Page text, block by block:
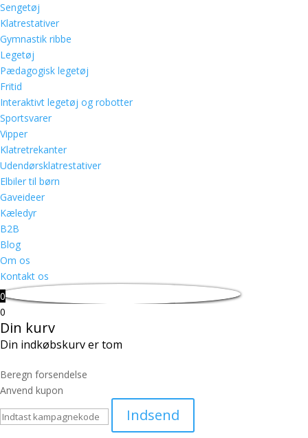
Sengetøj
Klatrestativer
Gymnastik ribbe
Legetøj
Pædagogisk legetøj
Fritid
Interaktivt legetøj og robotter
Sportsvarer
Vipper
Klatretrekanter
Udendørsklatrestativer
Elbiler til børn
Gaveideer
Kæledyr
B2B
Blog
Om os
Kontakt os
0
0
Din kurv
Din indkøbskurv er tom
Beregn forsendelse
Anvend kupon
Indsend